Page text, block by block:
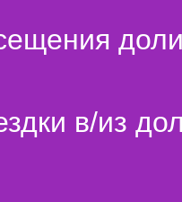
в/из